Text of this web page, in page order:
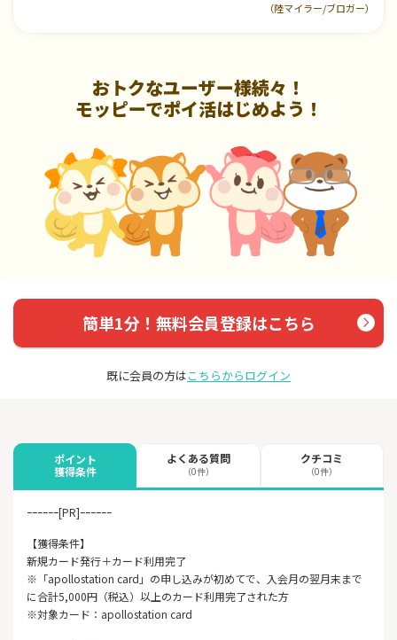
（陸マイラー/ブロガー）
おトクなユーザー様続々！
モッピーでポイ活はじめよう！
簡単1分！無料会員登録はこちら
既に会員の方はこちらからログイン
ポイント
獲得条件
よくある質問
（0件）
クチコミ
（0件）
ｰｰｰｰｰｰ[PR]ｰｰｰｰｰｰ
【獲得条件】
新規カード発行＋カード利用完了
※「apollostation card」の申し込みが初めてで、入会月の翌月末まで
に合計5,000円（税込）以上のカード利用完了された方
※対象カード：apollostation card